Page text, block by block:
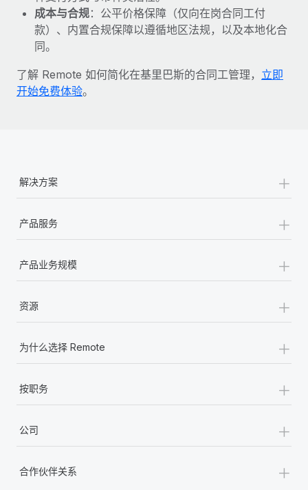
成本与合规：公平价格保障（仅向在岗合同工付
款）、内置合规保障以遵循地区法规，以及本地化合
同。
了解 Remote 如何简化在基里巴斯的合同工管理， 立即
开始免费体验。
解决方案 +
产品服务 +
产品业务规模 +
资源 +
为什么选择 Remote +
按职务 +
公司 +
合作伙伴关系 +